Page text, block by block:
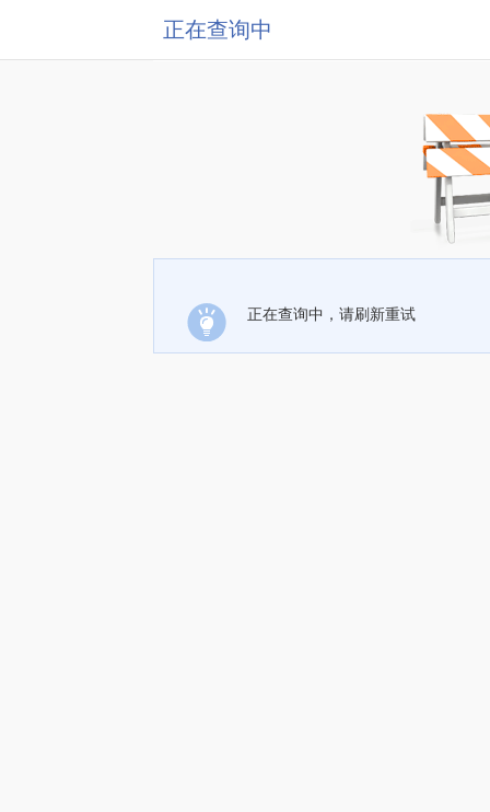
正在查询中
正在查询中，请刷新重试